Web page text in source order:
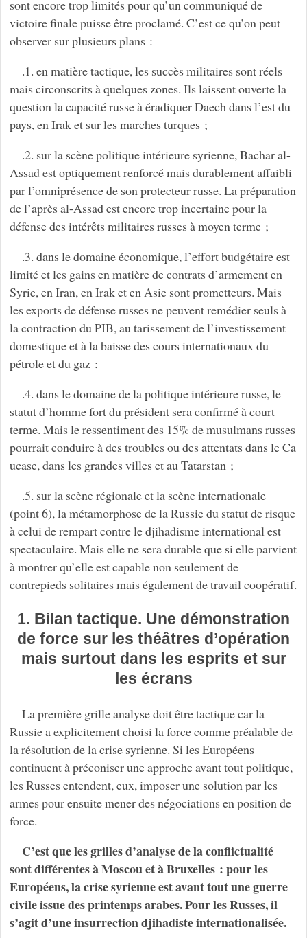
sont encore trop limités pour qu’un communiqué de
victoire finale puisse être proclamé. C’est ce qu’on peut
observer sur plusieurs plans :
.1. en matière tactique, les succès militaires sont réels
mais circonscrits à quelques zones. Ils laissent ouverte la
question la capacité russe à éradiquer Daech dans l’est du
pays, en Irak et sur les marches turques ;
.2. sur la scène politique intérieure syrienne, Bachar al-
Assad est optiquement renforcé mais durablement affaibli
par l’omniprésence de son protecteur russe. La préparation
de l’après al-Assad est encore trop incertaine pour la
défense des intérêts militaires russes à moyen terme ;
.3. dans le domaine économique, l’effort budgétaire est
limité et les gains en matière de contrats d’armement en
Syrie, en Iran, en Irak et en Asie sont prometteurs. Mais
les exports de défense russes ne peuvent remédier seuls à
la contraction du PIB, au tarissement de l’investissement
domestique et à la baisse des cours internationaux du
pétrole et du gaz ;
.4. dans le domaine de la politique intérieure russe, le
statut d’homme fort du président sera confirmé à court
terme. Mais le ressentiment des 15% de musulmans russes
pourrait conduire à des troubles ou des attentats dans le Ca
ucase, dans les grandes villes et au Tatarstan ;
.5. sur la scène régionale et la scène internationale
(point 6), la métamorphose de la Russie du statut de risque
à celui de rempart contre le djihadisme international est
spectaculaire. Mais elle ne sera durable que si elle parvient
à montrer qu’elle est capable non seulement de
contrepieds solitaires mais également de travail coopératif.
1. Bilan tactique. Une démonstration
de force sur les théâtres d’opération
mais surtout dans les esprits et sur
les écrans
La première grille analyse doit être tactique car la
Russie a explicitement choisi la force comme préalable de
la résolution de la crise syrienne. Si les Européens
continuent à préconiser une approche avant tout politique,
les Russes entendent, eux, imposer une solution par les
armes pour ensuite mener des négociations en position de
force.
C’est que les grilles d’analyse de la conflictualité
sont différentes à Moscou et à Bruxelles : pour les
Européens, la crise syrienne est avant tout une guerre
civile issue des printemps arabes. Pour les Russes, il
s’agit d’une insurrection djihadiste internationalisée.